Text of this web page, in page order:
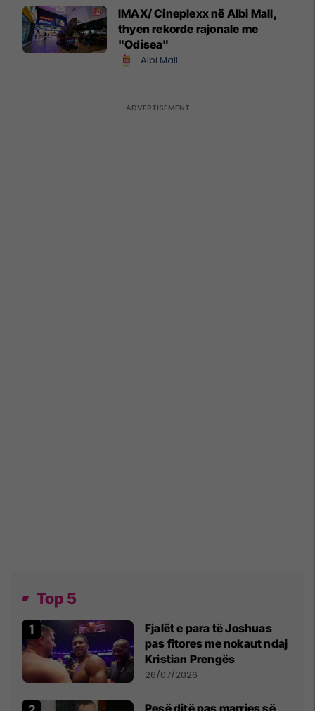
IMAX/ Cineplexx në Albi Mall,
thyen rekorde rajonale me
"Odisea"
Albi Mall
Top 5
Fjalët e para të Joshuas
pas fitores me nokaut ndaj
Kristian Prengës
26/07/2026